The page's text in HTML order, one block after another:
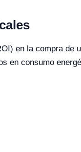
en la compra de
en consumo